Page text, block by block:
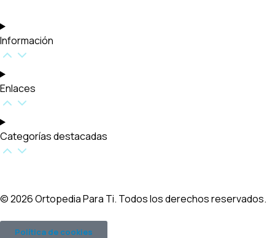
Información
Enlaces
Categorías destacadas​
© 2026 Ortopedia Para Ti. Todos los derechos reservados.
Política de cookies